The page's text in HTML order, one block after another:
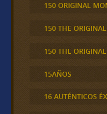
150 ORIGINAL
150 THE
150 THE
15AÑOS
16 AUTÉNTICOS